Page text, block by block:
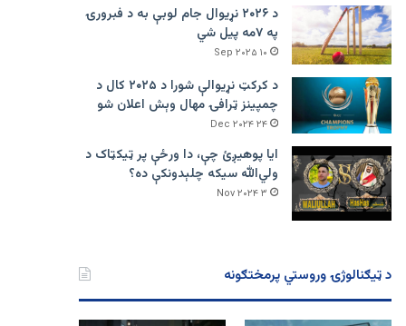
د ۲۰۲۶ نړیوال جام لوبې به د فبرورۍ
په ۷مه پیل شي
۱۰ Sep ۲۰۲۵
د کرکټ نړیوالې شورا د ۲۰۲۵ کال د
چمپینز ټرافۍ مهال وېش اعلان شو
۲۴ Dec ۲۰۲۴
ایا پوهیږئ چې، دا ورځې پر ټيکټاک د
ولي‌الله سیکه چلېدونکې ده؟
۳ Nov ۲۰۲۴
د ټیګنالوژۍ وروستي پرمختګونه